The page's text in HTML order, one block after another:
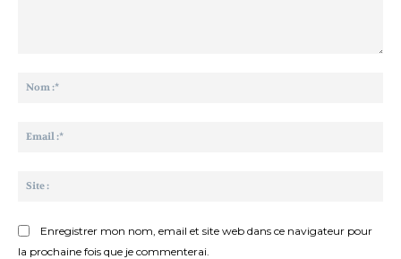
Enregistrer mon nom, email et site web dans ce navigateur pour
la prochaine fois que je commenterai.